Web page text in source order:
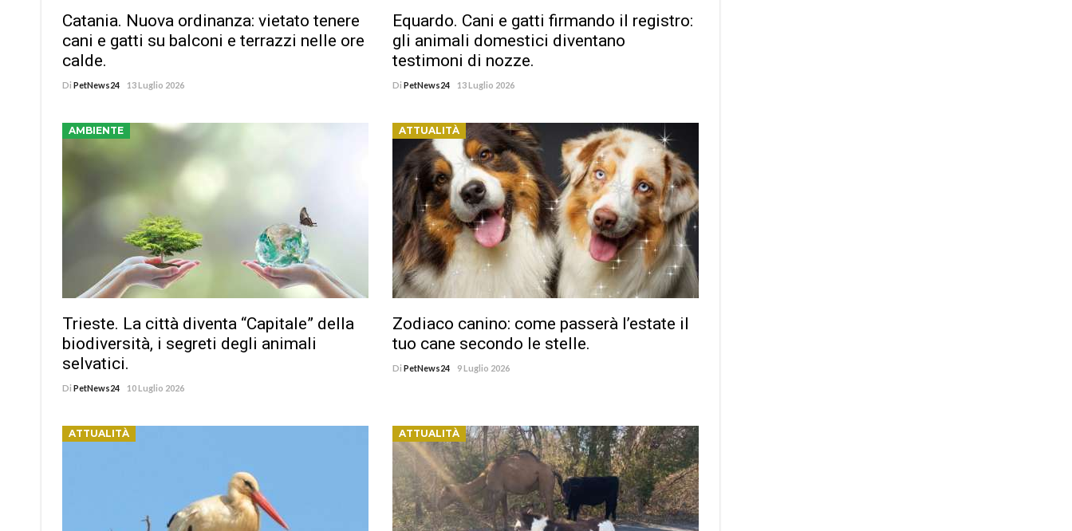
Catania. Nuova ordinanza: vietato tenere
cani e gatti su balconi e terrazzi nelle ore
calde.
Di PetNews24 13 Luglio 2026
Equardo. Cani e gatti firmando il registro:
gli animali domestici diventano
testimoni di nozze.
Di PetNews24 13 Luglio 2026
AMBIENTE
Trieste. La città diventa “Capitale” della
biodiversità, i segreti degli animali
selvatici.
Di PetNews24 10 Luglio 2026
ATTUALITÀ
Zodiaco canino: come passerà l’estate il
tuo cane secondo le stelle.
Di PetNews24 9 Luglio 2026
ATTUALITÀ ATTUALITÀ